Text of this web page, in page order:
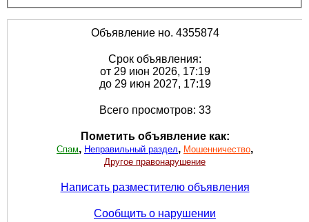
Объявление но. 4355874
Срок объявления:
от 29 июн 2026, 17:19
до 29 июн 2027, 17:19
Всего просмотров: 33
Пометить объявление как:
Спам, Неправильный раздел, Мошенничество,
Другое правонарушение
Написать разместителю объявления
Сообщить о нарушении